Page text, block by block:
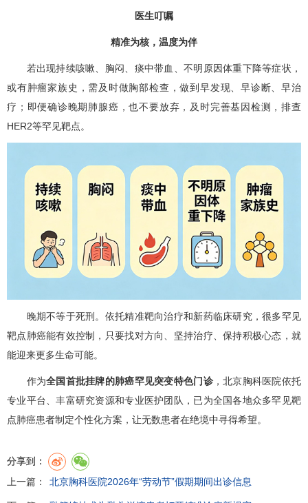
医生叮嘱
精准为核，温度为伴
若出现持续咳嗽、胸闷、痰中带血、不明原因体重下降等症状，
或有肿瘤家族史，需及时做胸部检查，做到早发现、早诊断、早治
疗；即便确诊晚期肺腺癌，也不要放弃，及时完善基因检测，排查
HER2等罕见靶点。
晚期不等于死刑。依托精准靶向治疗和新药临床研究，很多罕见
靶点肺癌能有效控制，只要找对方向、坚持治疗、保持积极心态，就
能迎来更多生命可能。
作为全国首批挂牌的肺癌罕见突变特色门诊，北京胸科医院依托
专业平台、丰富研究资源和专业医护团队，已为全国各地众多罕见靶
点肺癌患者制定个性化方案，让无数患者在绝境中寻得希望。
分享到：
上一篇： 北京胸科医院2026年“劳动节”假期期间出诊信息